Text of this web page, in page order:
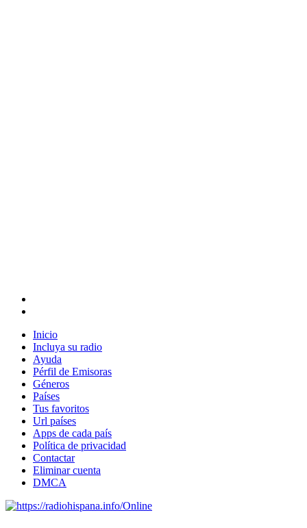
Inicio
Incluya su radio
Ayuda
Pérfil de Emisoras
Géneros
Países
Tus favoritos
Url países
Apps de cada país
Política de privacidad
Contactar
Eliminar cuenta
DMCA
Online